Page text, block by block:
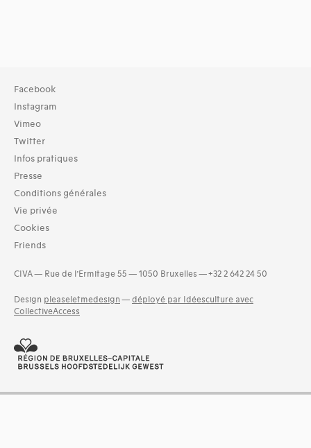
Facebook
Instagram
Vimeo
Twitter
Infos pratiques
Presse
Conditions générales
Vie privée
Cookies
Friends
CIVA — Rue de l’Ermitage 55 — 1050 Bruxelles — +32 2 642 24 50
Design pleaseletmedesign — déployé par Idéesculture avec
CollectiveAccess